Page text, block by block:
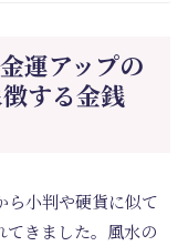
運アップの
する金銭
ら小判や硬貨に似て
てきました。風水の